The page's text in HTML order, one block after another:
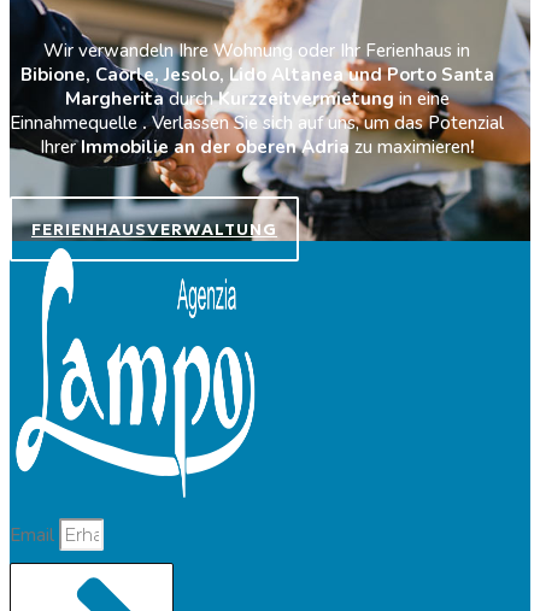
Wir verwandeln Ihre Wohnung oder Ihr Ferienhaus in
Bibione, Caorle, Jesolo, Lido Altanea und Porto Santa
MargheritadurchKurzzeitvermietung in eine
Einnahmequelle.Verlassen Sie sich auf uns, um das Potenzial
IhrerImmobilie an der oberen Adriazu maximieren!
FERIENHAUSVERWALTUNG
Email